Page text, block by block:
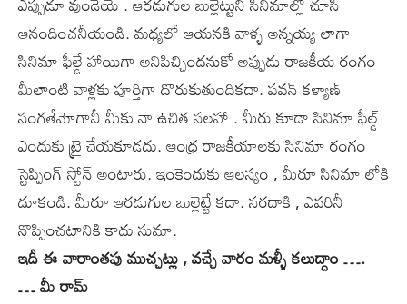
ఆనందించనీయండి. మధ్యలో ఆయనకి వాళ్ళ అన్నయ్య లాగా
సినిమా ఫీల్డే హాయిగా అనిపిచ్చిందనుకో అప్పుడు రాజకీయ రంగం
మీలాంటి వాళ్లకు పూర్తిగా దొరుకుతుందికదా. పవన్ కళ్యాణ్
సంగతేమోగానీ మీకు నా ఉచిత సలహా . మీరు కూడా సినిమా ఫీల్డ్
ఎందుకు ట్రై చేయకూడదు. ఆంధ్ర రాజకీయాలకు సినిమా రంగం
స్టెప్పింగ్ స్టోన్ అంటారు. ఇంకెందుకు ఆలస్యం , మీరూ సినిమా లోకి
దూకండి. మీరూ ఆరడుగుల బుల్లెట్టే కదా. సరదాకి , ఎవరినీ
నొప్పించటానికి కాదు సుమా.
ఇదీ ఈ వారాంతపు ముచ్చట్లు , వచ్చే వారం మళ్ళీ కలుద్దాం ….
… మీ రామ్